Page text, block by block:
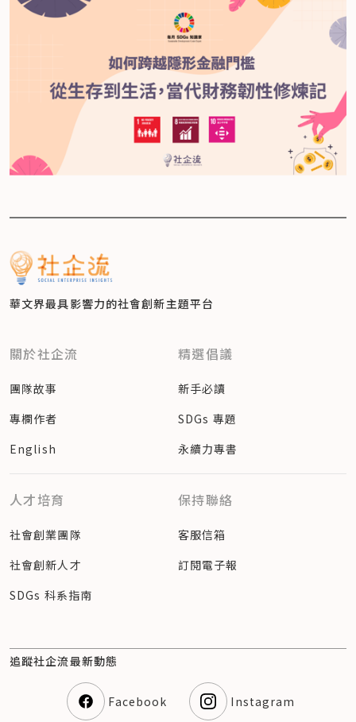
華文界最具影響力的社會創新主題平台
關於社企流
團隊故事
專欄作者
English
精選倡議
新手必讀
SDGs 專題
永續力專書
人才培育
社會創業團隊
社會創新人才
SDGs 科系指南
保持聯絡
客服信箱
訂閱電子報
追蹤社企流最新動態
Facebook Instagram